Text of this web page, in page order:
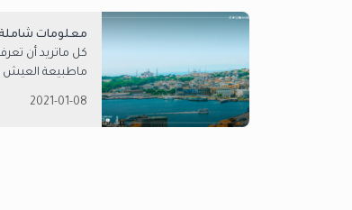
معلومات
كل ماتريد أن
ماطبيعة العيش
2021-01-08